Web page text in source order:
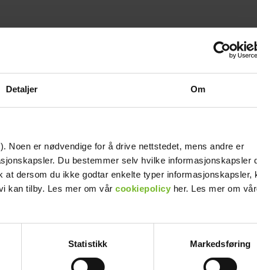
Detaljer Om
Noen er nødvendige for å drive nettstedet, mens andre er
Du bestemmer selv hvilke informasjonskapsler
dersom du ikke godtar enkelte typer informasjonskapsler,
kan tilby. Les mer om vår cookiepolicy her. Les mer om
Statistikk Markedsføring